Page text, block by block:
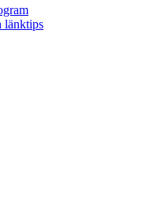
länktips